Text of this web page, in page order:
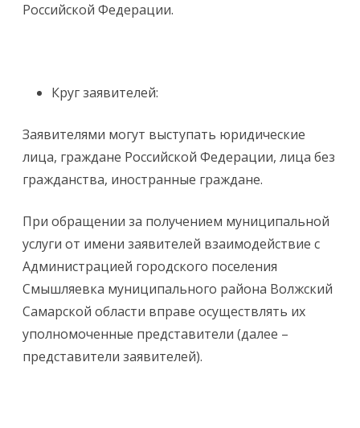
Российской Федерации.
Круг заявителей:
Заявителями могут выступать юридические
лица, граждане Российской Федерации, лица без
гражданства, иностранные граждане.
При обращении за получением муниципальной
услуги от имени заявителей взаимодействие с
Администрацией городского поселения
Смышляевка муниципального района Волжский
Самарской области вправе осуществлять их
уполномоченные представители (далее –
представители заявителей).